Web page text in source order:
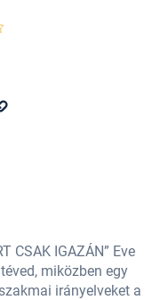
CSAK IGAZÁN” Eve
miközben egy
irányelveket a